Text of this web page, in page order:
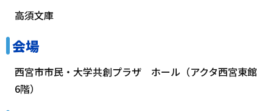
高須文庫
会場
西宮市市民・大学共創プラザ ホール（アクタ西宮東館
6階）